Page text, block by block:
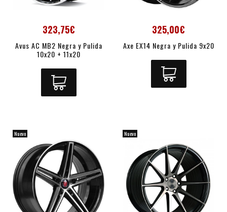
323,75€
Avus AC MB2 Negra y Pulida
10x20 + 11x20
325,00€
Axe EX14 Negra y Pulida 9x20
Nuevo Nuevo